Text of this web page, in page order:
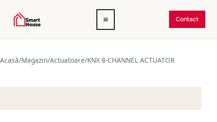
Deschide
meniul
≡ Contact
Acasă/Magazin/Actuatoare/KNX 8-CHANNEL ACTUATOR